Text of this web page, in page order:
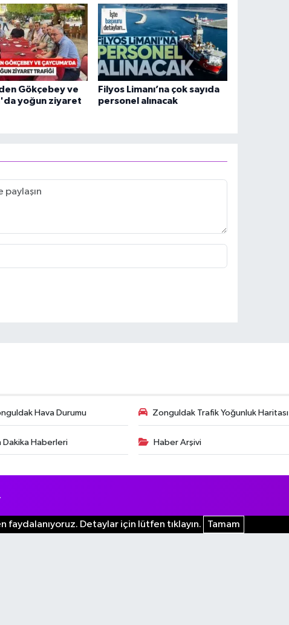
Gökçebey ve
yoğun ziyaret
Filyos Limanı’na çok sayıda
personel alınacak
Hava Durumu Zonguldak Trafik Yoğunluk Haritası
Dakika Haberleri Haber Arşivi
Detaylar için lütfen tıklayın. Tamam